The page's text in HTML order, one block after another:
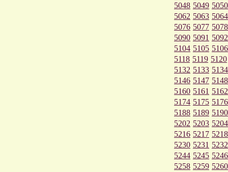
5048 5049 5050
5062 5063 5064
5076 5077 5078
5090 5091 5092
5104 5105 5106
5118 5119 5120
5132 5133 5134
5146 5147 5148
5160 5161 5162
5174 5175 5176
5188 5189 5190
5202 5203 5204
5216 5217 5218
5230 5231 5232
5244 5245 5246
5258 5259 5260